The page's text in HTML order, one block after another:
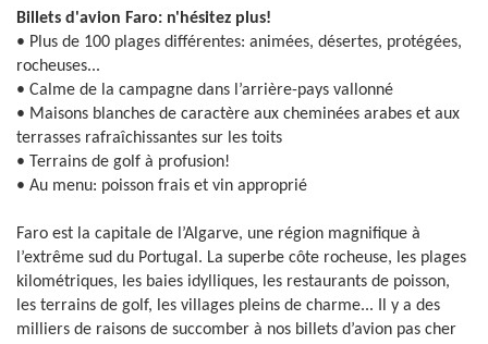
Billets d'avion Faro: n'hésitez plus!
• Plus de 100 plages différentes: animées, désertes, protégées,
rocheuses...
• Calme de la campagne dans l’arrière-pays vallonné
• Maisons blanches de caractère aux cheminées arabes et aux
terrasses rafraîchissantes sur les toits
• Terrains de golf à profusion!
• Au menu: poisson frais et vin approprié
Faro est la capitale de l’Algarve, une région magnifique à
l’extrême sud du Portugal. La superbe côte rocheuse, les plages
kilométriques, les baies idylliques, les restaurants de poisson,
les terrains de golf, les villages pleins de charme... Il y a des
milliers de raisons de succomber à nos billets d’avion pas cher